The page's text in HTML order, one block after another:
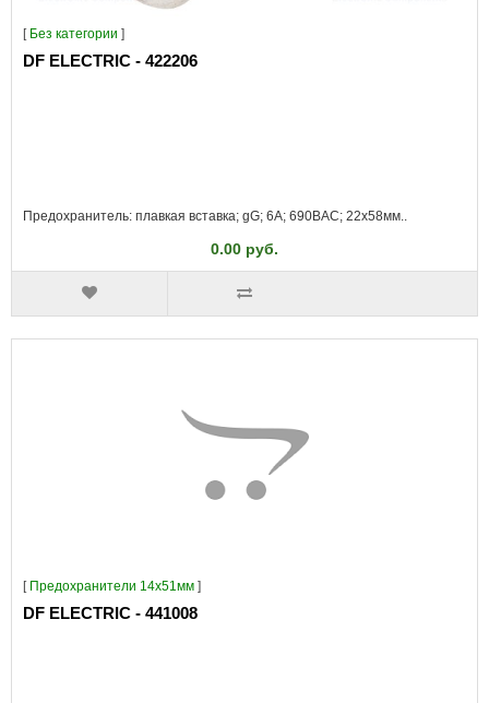
[ Без категории ]
DF ELECTRIC - 422206
Предохранитель: плавкая вставка; gG; 6А; 690ВAC; 22x58мм..
0.00 руб.
[ Предохранители 14x51мм ]
DF ELECTRIC - 441008